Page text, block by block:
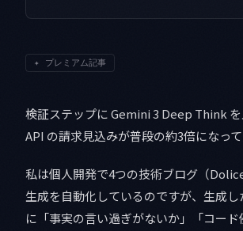
✦ プレミアム記事
検証ステップに Gemini 3 Deep Think を
API の請求見込みが普段の約3倍になって
私は個人開発で4つの技術ブログ（
生成を自動化しているのですが、生成
に「事実の言い過ぎがないか」「コー